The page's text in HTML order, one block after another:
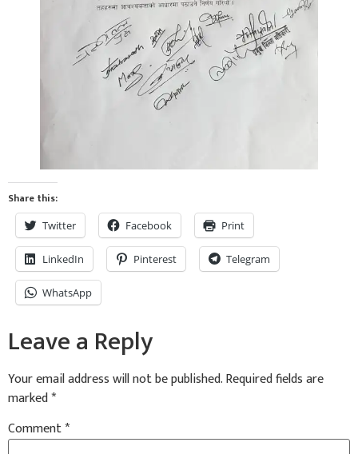
Share this:
Twitter Facebook Print
LinkedIn Pinterest Telegram
WhatsApp
Leave a Reply
Your email address will not be published.Required fields are
marked*
Comment*